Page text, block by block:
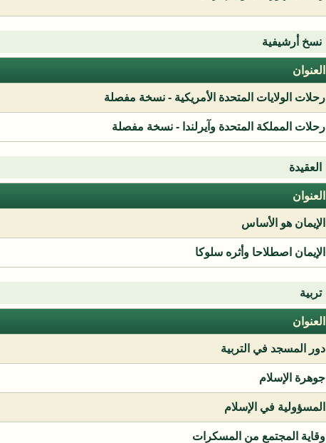
نسخ أرشيفية
العنوان
رحلات الولايات المتحدة الأمريكية - نسخة مفصلة
رحلات المملكة المتحدة وآيرلندا - نسخة مفصلة
العقيدة
العنوان
الإيمان هو الأساس
الإيمان اصطلاحا وأثره سلوكا
تربية
العنوان
دور المسجد في التربية
جوهرة الإسلام
المسؤولية في الإسلام
وقاية المجتمع من المسكرات